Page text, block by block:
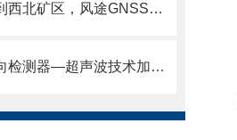
从西南山区到西北矿区，风途GNSS位移监测系统经受住各种环境考验。
隧道风速风向检测器—超声波技术加持，精准测风，操作简便，保障隧道安全！